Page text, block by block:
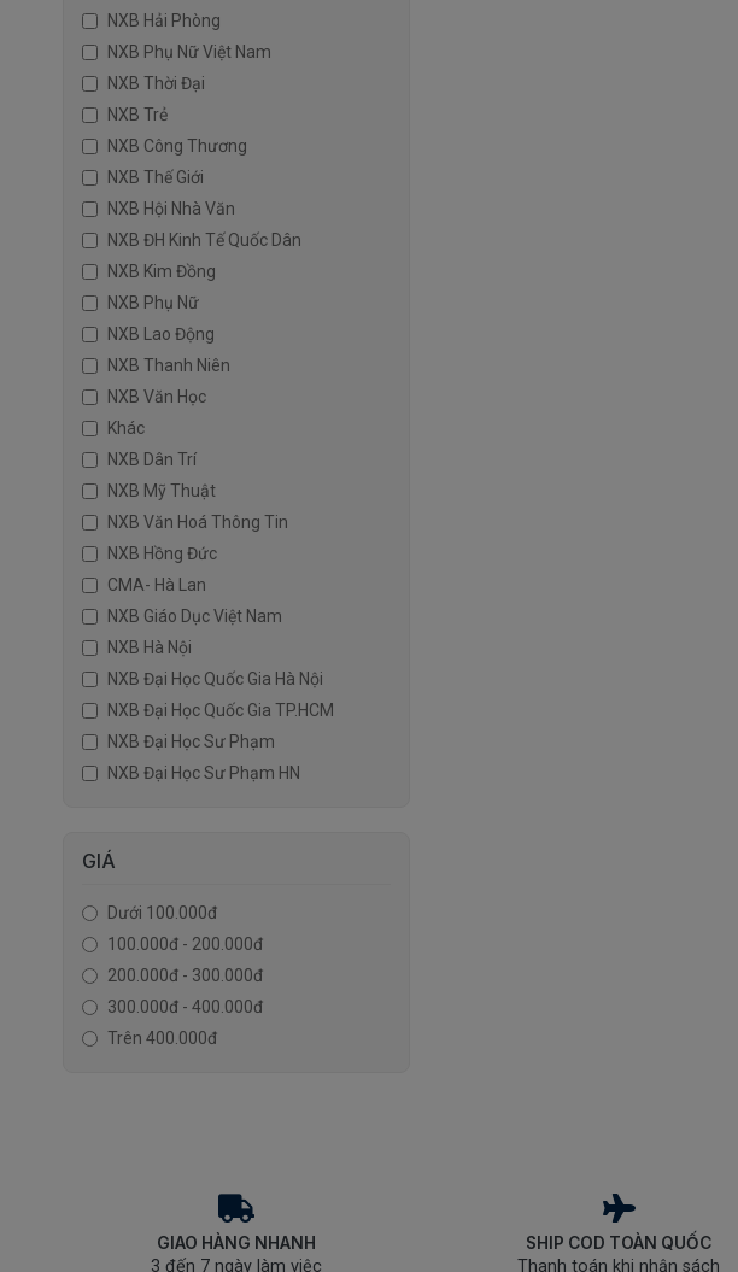
NXB Hải Phòng
NXB Phụ Nữ Việt Nam
NXB Thời Đại
NXB Trẻ
NXB Công Thương
NXB Thế Giới
NXB Hội Nhà Văn
NXB ĐH Kinh Tế Quốc Dân
NXB Kim Đồng
NXB Phụ Nữ
NXB Lao Động
NXB Thanh Niên
NXB Văn Học
Khác
NXB Dân Trí
NXB Mỹ Thuật
NXB Văn Hoá Thông Tin
NXB Hồng Đức
CMA- Hà Lan
NXB Giáo Dục Việt Nam
NXB Hà Nội
NXB Đại Học Quốc Gia Hà Nội
NXB Đại Học Quốc Gia TP.HCM
NXB Đại Học Sư Phạm
NXB Đại Học Sư Phạm HN
GIÁ
Dưới 100.000đ
100.000đ - 200.000đ
200.000đ - 300.000đ
300.000đ - 400.000đ
Trên 400.000đ
GIAO HÀNG NHANH
3 đến 7 ngày làm việc
SHIP COD TOÀN QUỐC
Thanh toán khi nhận sách